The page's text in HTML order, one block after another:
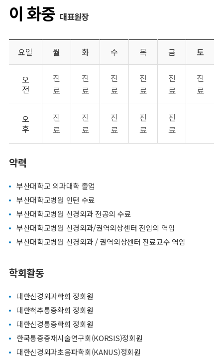
이 화중 대표원장
요일 월 화 수 목 금 토
오
전
진
료
진
료
진
료
진
료
진
료
진
료
오
후
진
료
진
료
진
료
진
료
진
료
약력
부산대학교 의과대학 졸업
부산대학교병원 인턴 수료
부산대학교병원 신경외과 전공의 수료
부산대학교병원 신경외과/권역외상센터 전임의 역임
부산대학교병원 신경외과 / 권역외상센터 진료교수 역임
학회활동
대한신경외과학회 정회원
대한척추통증확회 정회원
대한신경통증학회 정회원
한국통증중재시술연구회(KORSIS)정회원
대한신경외과초음파학회(KANUS)정회원